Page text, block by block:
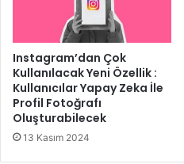
Instagram’dan Çok
Kullanılacak Yeni Özellik :
Kullanıcılar Yapay Zeka İle
Profil Fotoğrafı
Oluşturabilecek
13 Kasım 2024